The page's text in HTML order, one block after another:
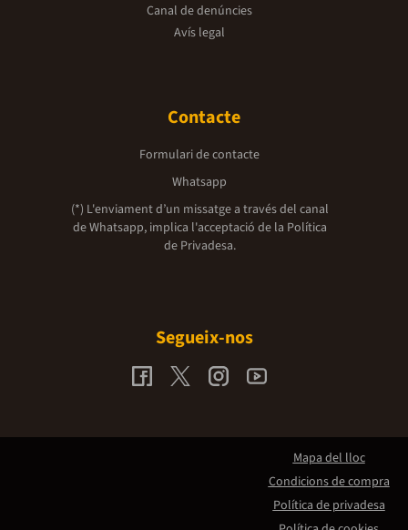
Canal de denúncies
Avís legal
Contacte
Formulari de contacte
Whatsapp
(*) L'enviament d’un missatge a través del canal
de Whatsapp, implica l'acceptació de la Política
de Privadesa.
Segueix-nos
Mapa del lloc
Condicions de compra
Política de privadesa